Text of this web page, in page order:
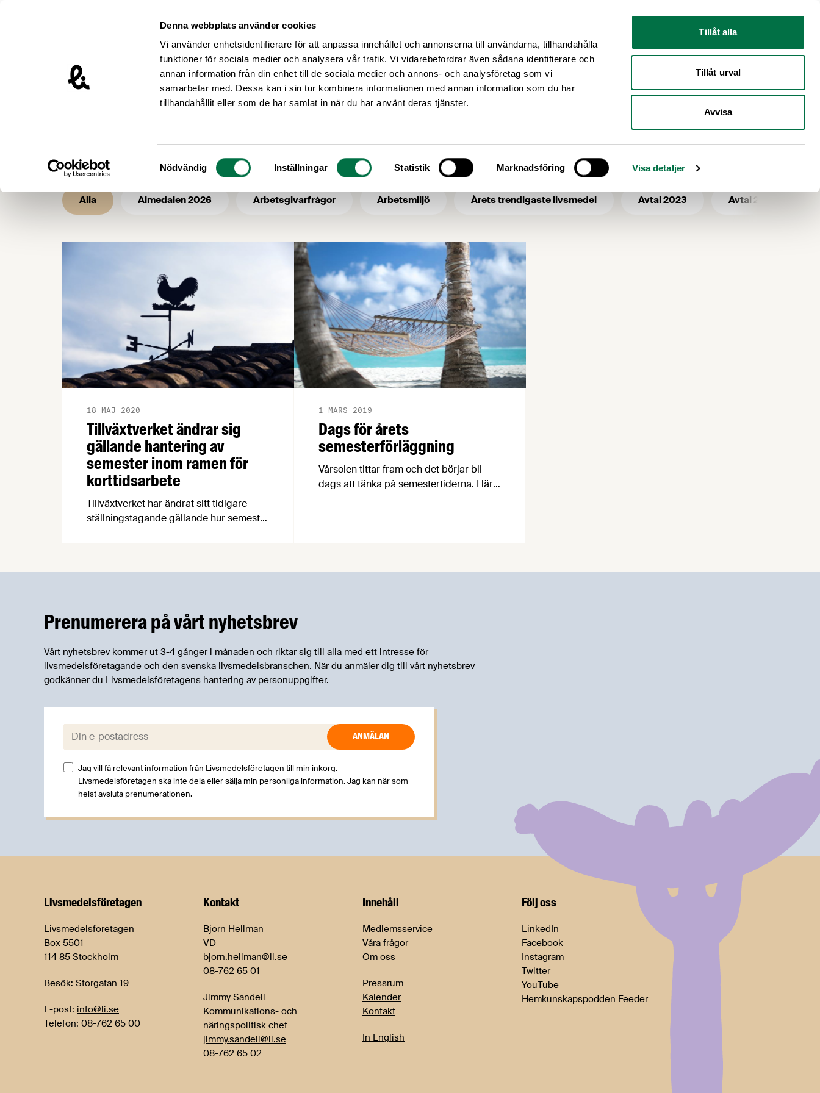
Denna webbplats använder cookies
Vi använder enhetsidentifierare för att anpassa innehållet och annonserna till användarna, tillhandahålla
funktioner för sociala medier och analysera vår trafik. Vi vidarebefordrar även sådana identifierare och
annan information från din enhet till de sociala medier och annons- och analysföretag som vi
samarbetar med. Dessa kan i sin tur kombinera informationen med annan information som du har
tillhandahållit eller som de har samlat in när du har använt deras tjänster.
Samtyckesval
Nödvändig Inställningar Statistik Marknadsföring Visa detaljer
Tillåt alla
Tillåt urval
Avvisa
Livsmedelsföretagen – till startsidan
Livsmedelsföretagen / Nyhetsarkiv / semester
Nyhetsarkiv - ämne: semester
Alla Almedalen 2026 Arbetsgivarfrågor Arbetsmiljö Årets trendigaste livsmedel Avtal 2023 Avtal 2025
Tillväxtverket ändrar sig
gällande hantering av
semester inom ramen för
korttidsarbete
18 MAJ 2020
Tillväxtverket har ändrat sitt tidigare
ställningstagande gällande hur semester
ses som frånvaro och räknas av vid
Dags för årets
semesterförläggning
1 MARS 2019
Vårsolen tittar fram och det börjar bli
dags att tänka på semestertiderna. Här
Prenumerera på vårt nyhetsbrev
Vårt nyhetsbrev kommer ut 3-4 gånger i månaden och riktar sig till alla med ett intresse för
livsmedelsföretagande och den svenska livsmedelsbranschen. När du anmäler dig till vårt nyhetsbrev
godkänner du Livsmedelsföretagens hantering av personuppgifter.
E-post:
Jag vill få relevant information från Livsmedelsföretagen till min inkorg.
Livsmedelsföretagen ska inte dela eller sälja min personliga information. Jag kan när som
helst avsluta prenumerationen.
Livsmedels­företagen
Livsmedelsföretagen
Box 5501
114 85 Stockholm
Besök: Storgatan 19
E-post: info@li.se
Telefon: 08-762 65 00
Kontakt
Björn Hellman
VD
bjorn.hellman@li.se
08-762 65 01
Jimmy Sandell
Kommunikations- och
näringspolitisk chef
jimmy.sandell@li.se
08-762 65 02
Innehåll
Medlemsservice
Våra frågor
Om oss
Pressrum
Kalender
Kontakt
In English
Följ oss
LinkedIn
Facebook
Instagram
Twitter
YouTube
Hemkunskapspodden Feeder